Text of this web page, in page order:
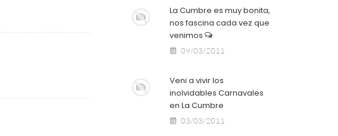
La Cumbre es muy bonita,
nos fascina cada vez que
venimos
09/03/2011
Veni a vivir los
inolvidables Carnavales
en La Cumbre
03/03/2011